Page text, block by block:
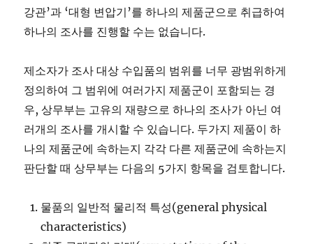
강관’과 ‘대형 변압기’를 하나의 제품군으로 취급하여
하나의 조사를 진행할 수는 없습니다.
제소자가 조사 대상 수입품의 범위를 너무 광범위하게
정의하여 그 범위에 여러가지 제품군이 포함되는 경
우, 상무부는 고유의 재량으로 하나의 조사가 아닌 여
러개의 조사를 개시할 수 있습니다. 두가지 제품이 하
나의 제품군에 속하는지 각각 다른 제품군에 속하는지
판단할 때 상무부는 다음의 5가지 항목을 검토합니다.
물품의 일반적 물리적 특성(general physical
characteristics)